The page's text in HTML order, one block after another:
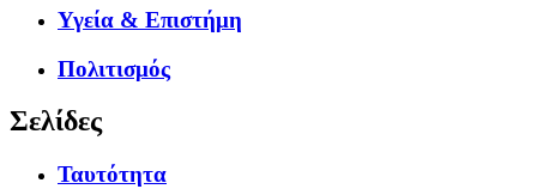
Υγεία & Επιστήμη
Πολιτισμός
Σελίδες
Ταυτότητα